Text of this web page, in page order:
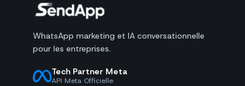
WhatsApp marketing et IA conversationnelle
pour les entreprises.
Tech Partner Meta
API Meta Officielle